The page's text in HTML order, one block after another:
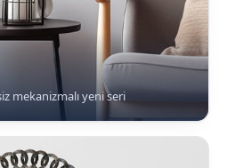
mekanizmalı yeni seri